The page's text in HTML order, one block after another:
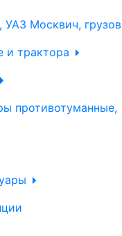
УАЗ Москвич,
и трактора
противотуманные,